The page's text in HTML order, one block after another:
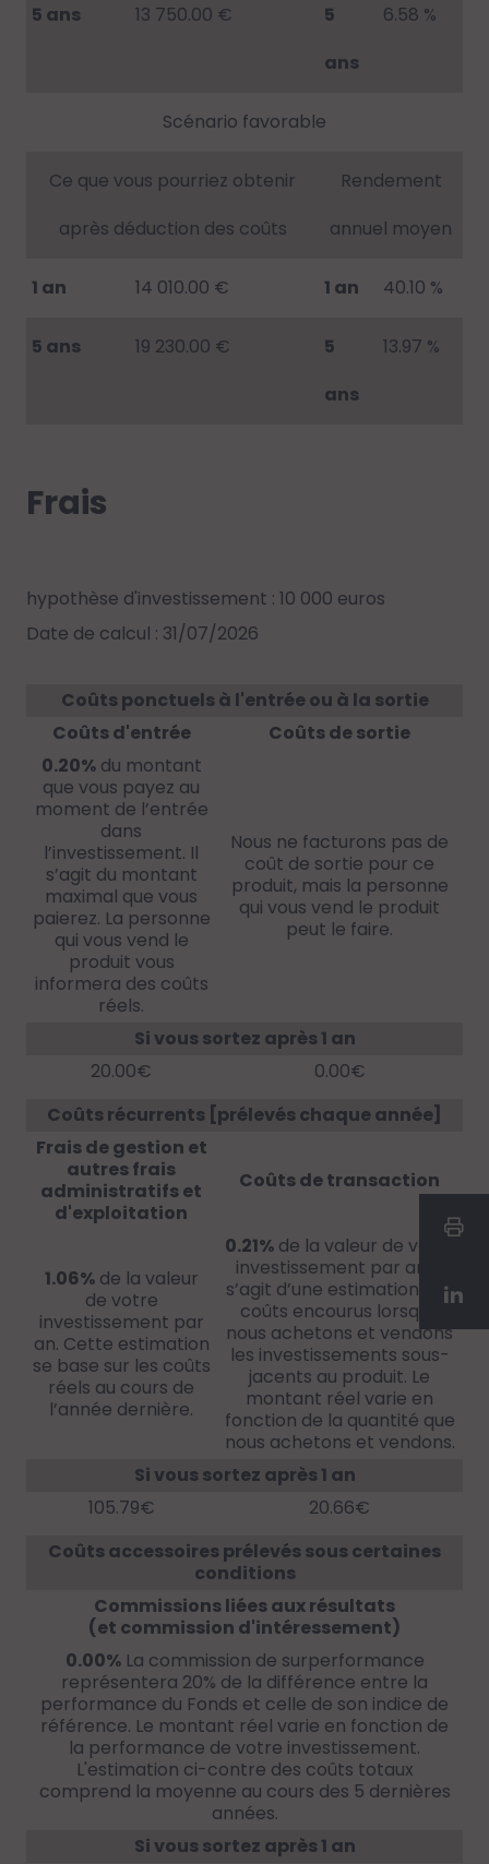
5 ans 13 750.00 €
5
ans
6.58 %
Scénario favorable
Ce que vous pourriez obtenir
après déduction des coûts
Rendement
annuel moyen
1 an 14 010.00 € 1 an 40.10 %
5 ans 19 230.00 €
5
ans
13.97 %
Frais
hypothèse d'investissement : 10 000 euros
Date de calcul : 31/07/2026
Coûts ponctuels à l'entrée ou à la sortie
Coûts d'entrée
Coûts de sortie
0.20%du montant
que vous payez au
moment de l’entrée
dans
l’investissement. Il
s’agit du montant
maximal que vous
paierez. La personne
qui vous vend le
produit vous
informera des coûts
réels.
Nous ne facturons pas de
coût de sortie pour ce
produit, mais la personne
qui vous vend le produit
peut le faire.
Si vous sortez après 1 an
20.00€
0.00€
Coûts récurrents [prélevés chaque année]
Frais de gestion et
autres frais
administratifs et
d'exploitation
Coûts de transaction
1.06%de la valeur
de votre
investissement par
an. Cette estimation
se base sur les coûts
réels au cours de
l’année dernière.
0.21%de la valeur de votre
investissement par an. Il
s’agit d’une estimation des
coûts encourus lorsque
nous achetons et vendons
les investissements sous-
jacents au produit. Le
montant réel varie en
fonction de la quantité que
nous achetons et vendons.
Si vous sortez après 1 an
105.79€
20.66€
Coûts accessoires prélevés sous certaines
conditions
Commissions liées aux résultats
(et commission d'intéressement)
0.00%La commission de surperformance
représentera 20% de la différence entre la
performance du Fonds et celle de son indice de
référence. Le montant réel varie en fonction de
la performance de votre investissement.
L'estimation ci-contre des coûts totaux
comprend la moyenne au cours des 5 dernières
années.
Si vous sortez après 1 an